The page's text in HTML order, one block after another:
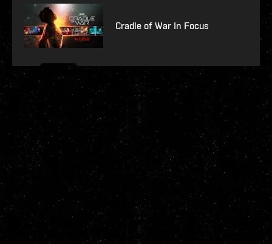
Cradle of War In Focus